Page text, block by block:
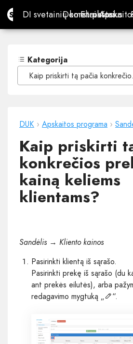
Site.proDI svetainių konstruktorius
DI svetainių konstruktorius
Domenai
DomenaiEl. paštas
El. paštas
Kategorija
Kaip priskirti tą pačia
DUK › Apskaitos programa ›
Kaip priskirti
konkrečios
kainą keliems
klientams?
Sandėlis → Kliento kainos
Pasirinkti klientą iš sąrašo.
Pasirinkti prekę iš sąrašo (du
ant prekės eilutės), arba
redagavimo mygtuką „
“.